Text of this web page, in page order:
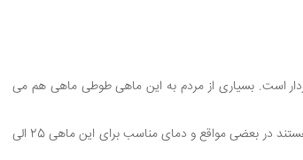
است. بسیاری از مردم به این ماهی طوطی ماهی هم می
، ماهی های پرت بسیار باهوش هستند در بعضی مواقع و دمای مناسب برای این ماهی 25 الی